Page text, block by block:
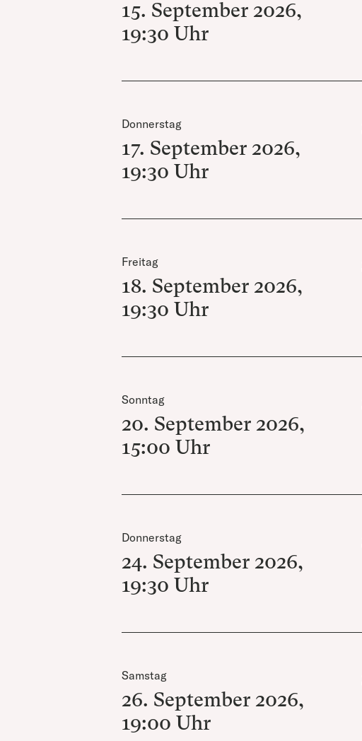
15. September 2026,
19:30 Uhr
Donnerstag
17. September 2026,
19:30 Uhr
Freitag
18. September 2026,
19:30 Uhr
Sonntag
20. September 2026,
15:00 Uhr
Donnerstag
24. September 2026,
19:30 Uhr
Samstag
26. September 2026,
19:00 Uhr